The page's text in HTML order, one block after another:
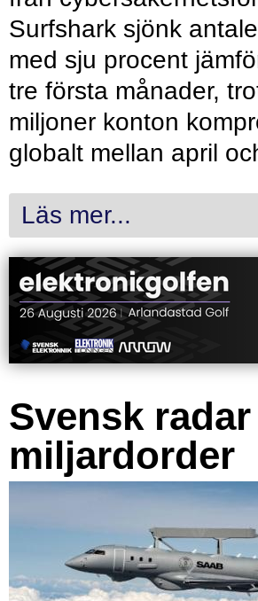
Surfshark sjönk
med sju procent
tre första månader,
miljoner konton
globalt mellan april
Läs mer...
Svensk
miljardorder